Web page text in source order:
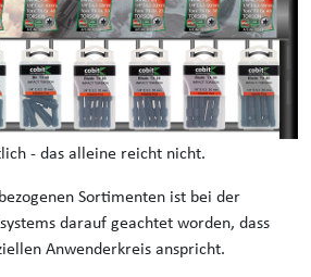
- das alleine reicht nicht.
Sortimenten ist bei der
darauf geachtet worden, dass
Anwenderkreis anspricht.